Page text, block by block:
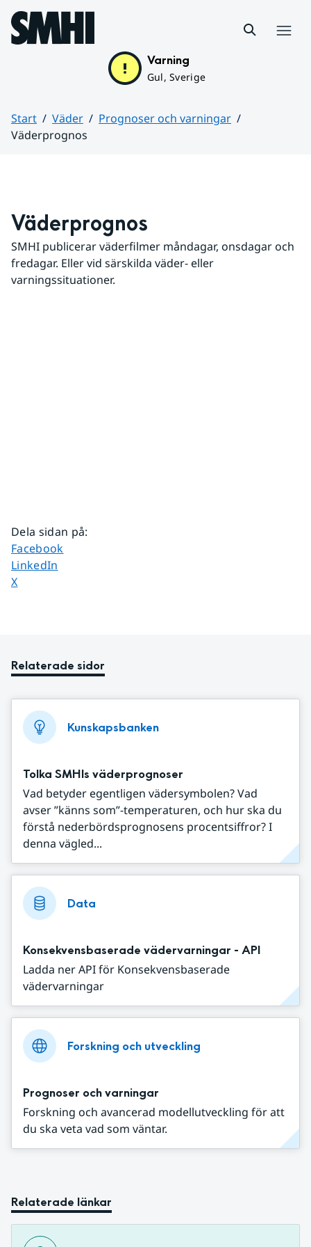
Hoppa till sidans innehåll
Varning
Gul, Sverige
Start Väder
Prognoser och varningar
Väderprognos
Väderprognos
SMHI publicerar väderfilmer måndagar, onsdagar och
fredagar. Eller vid särskilda väder- eller
varningssituationer.
Dela sidan på:
Dela sidan på
Facebook
Dela sidan på
LinkedIn
Dela sidan på
X
Relaterade sidor
Kunskapsbanken
Tolka SMHIs väderprognoser
Vad betyder egentligen vädersymbolen? Vad
avser ”känns som”-temperaturen, och hur ska du
förstå nederbördsprognosens procentsiffror? I
denna vägled...
Data
Konsekvensbaserade vädervarningar - API
Ladda ner API för Konsekvensbaserade
vädervarningar
Forskning och utveckling
Prognoser och varningar
Forskning och avancerad modellutveckling för att
du ska veta vad som väntar.
Relaterade länkar